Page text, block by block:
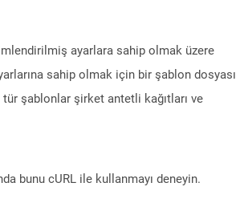
ayarlara sahip olmak üzere
sahip olmak için bir şablon dosyası
tür şablonlar şirket antetli kağıtları ve
bunu cURL ile kullanmayı deneyin.